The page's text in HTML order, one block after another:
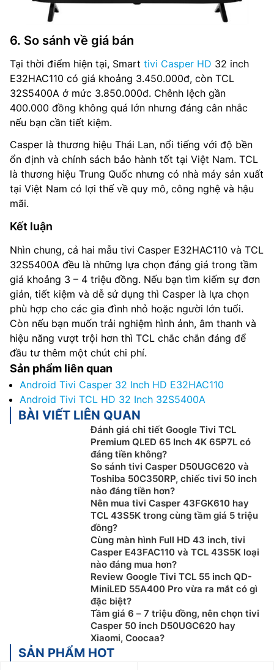
6. So sánh về giá bán
Tại thời điểm hiện tại, Smart tivi Casper HD 32 inch
E32HAC110 có giá khoảng 3.450.000đ, còn TCL
32S5400A ở mức 3.850.000đ. Chênh lệch gần
400.000 đồng không quá lớn nhưng đáng cân nhắc
nếu bạn cần tiết kiệm.
Casper là thương hiệu Thái Lan, nổi tiếng với độ bền
ổn định và chính sách bảo hành tốt tại Việt Nam. TCL
là thương hiệu Trung Quốc nhưng có nhà máy sản xuất
tại Việt Nam có lợi thế về quy mô, công nghệ và hậu
mãi.
Kết luận
Nhìn chung, cả hai mẫu tivi Casper E32HAC110 và TCL
32S5400A đều là những lựa chọn đáng giá trong tầm
giá khoảng 3 – 4 triệu đồng. Nếu bạn tìm kiếm sự đơn
giản, tiết kiệm và dễ sử dụng thì Casper là lựa chọn
phù hợp cho các gia đình nhỏ hoặc người lớn tuổi.
Còn nếu bạn muốn trải nghiệm hình ảnh, âm thanh và
hiệu năng vượt trội hơn thì TCL chắc chắn đáng để
đầu tư thêm một chút chi phí.
Sản phẩm liên quan
Android Tivi Casper 32 Inch HD E32HAC110
Android Tivi TCL HD 32 Inch 32S5400A
BÀI VIẾT LIÊN QUAN
Đánh giá chi tiết Google Tivi TCL
Premium QLED 65 Inch 4K 65P7L có
đáng tiền không?
So sánh tivi Casper D50UGC620 và
Toshiba 50C350RP, chiếc tivi 50 inch
nào đáng tiền hơn?
Nên mua tivi Casper 43FGK610 hay
TCL 43S5K trong cùng tầm giá 5 triệu
đồng?
Cùng màn hình Full HD 43 inch, tivi
Casper E43FAC110 và TCL 43S5K loại
nào đáng mua hơn?
Review Google Tivi TCL 55 inch QD-
MiniLED 55A400 Pro vừa ra mắt có gì
đặc biệt?
Tầm giá 6 – 7 triệu đồng, nên chọn tivi
Casper 50 inch D50UGC620 hay
Xiaomi, Coocaa?
SẢN PHẨM HOT